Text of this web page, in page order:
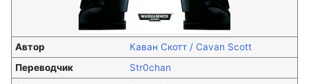
Автор
Каван Скотт / Cavan Scott
Переводчик
Str0chan